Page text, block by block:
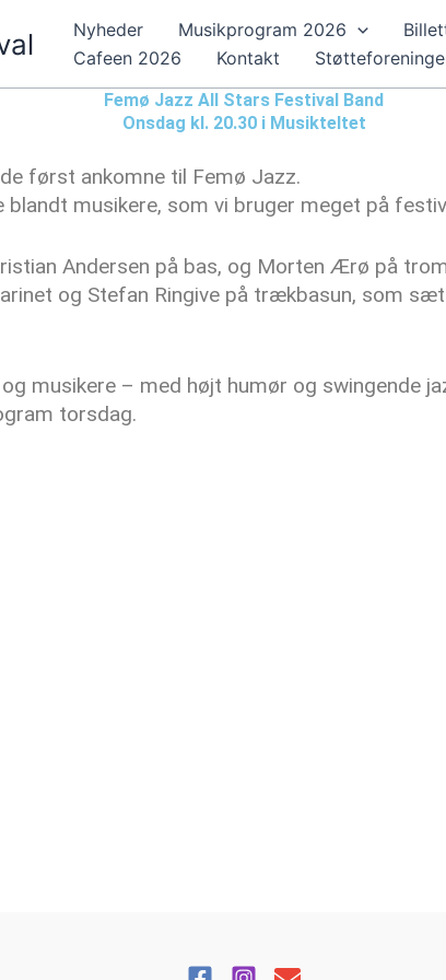
Nyheder Musikprogram 2026
Cafeen 2026
Kontakt
Femø Jazz All Stars Festival Band
Onsdag kl. 20.30 i Musikteltet
først ankomne til Femø Jazz.
musikere, som vi bruger meget på
Andersen på bas, og Morten Ærø på
og Stefan Ringive på trækbasun, som
musikere – med højt humør og swingende
torsdag.